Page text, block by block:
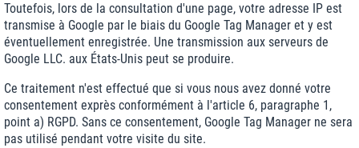
Toutefois, lors de la consultation d'une page, votre adresse IP est
transmise à Google par le biais du Google Tag Manager et y est
éventuellement enregistrée. Une transmission aux serveurs de
Google LLC. aux États-Unis peut se produire.
Ce traitement n'est effectué que si vous nous avez donné votre
consentement exprès conformément à l'article 6, paragraphe 1,
point a) RGPD. Sans ce consentement, Google Tag Manager ne sera
pas utilisé pendant votre visite du site.